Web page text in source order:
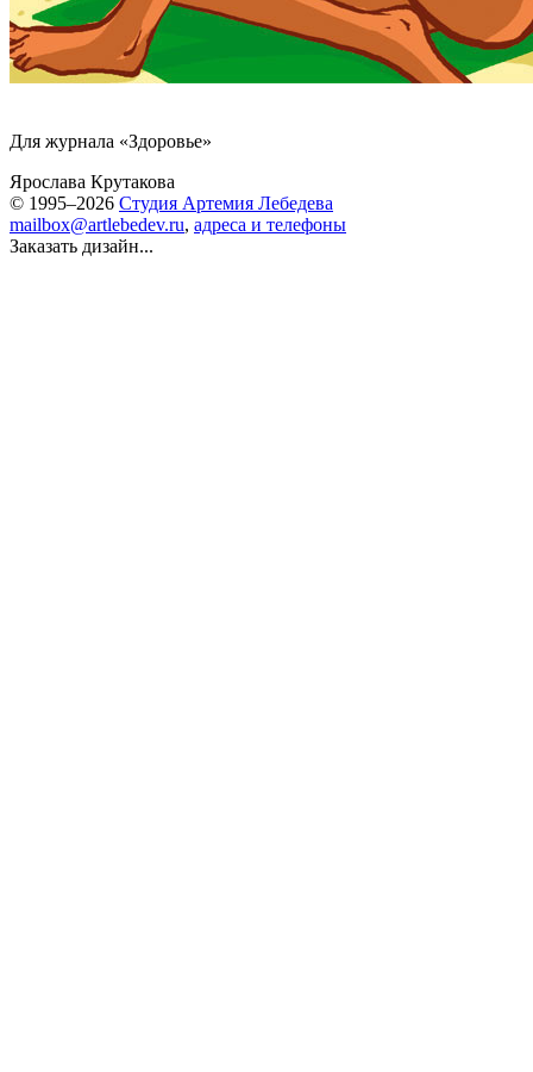
Для журнала «Здоровье»
Ярослава Крутакова
© 1995–2026 Студия Артемия Лебедева
mailbox@artlebedev.ru, адреса и телефоны
Заказать дизайн...